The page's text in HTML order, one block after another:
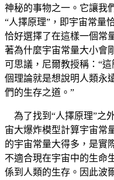
神秘的事物之一。它讓我
“人擇原理”，即宇宙常量
恰好選擇了在這樣一個常
著為什麼宇宙常量大小會
可思議，尼爾教授稱：“
個理論就是想說明人類永
們的生存之道。”
為了找到“人擇原理”之
宙大爆炸模型計算宇宙常
的宇宙常量大得多，是實
不適合現在宇宙中的生命
係到人類的生存。因此波